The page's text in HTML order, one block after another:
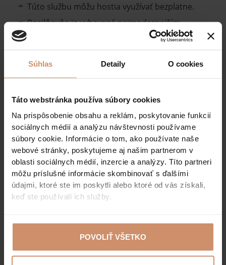
Súhlas Detaily O cookies
Táto webstránka používa súbory cookies
Na prispôsobenie obsahu a reklám, poskytovanie funkcií
sociálnych médií a analýzu návštevnosti používame
súbory cookie. Informácie o tom, ako používate naše
webové stránky, poskytujeme aj našim partnerom v
oblasti sociálnych médií, inzercie a analýzy. Títo partneri
môžu príslušné informácie skombinovať s ďalšími
údajmi, ktoré ste im poskytli alebo ktoré od vás získali,
keď ste používali ich služby.
POVOLIŤ VŠETKO
Túto službu môžu hostia využívať bezplatne.
Posilňovňa je vybavená najmodernejším
zariadením, ktoré umožňuje športovcom cvičiť v
všetky svalové skupiny.
V miestnosti mladší ako 15 rokov sa nesmie
DOMÁCI PORIADOK